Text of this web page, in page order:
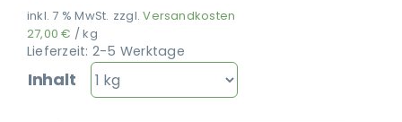
inkl. 7 % MwSt. zzgl.Versandkosten
27,00€ /kg
Lieferzeit: 2-5 Werktage
Inhalt